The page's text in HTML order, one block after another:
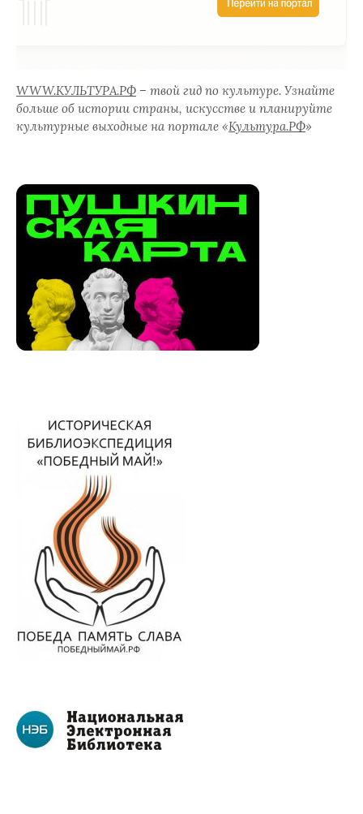
WWW.КУЛЬТУРА.РФ – твой гид по культуре. Узнайте
больше об истории страны, искусстве и планируйте
культурные выходные на портале «Культура.РФ»